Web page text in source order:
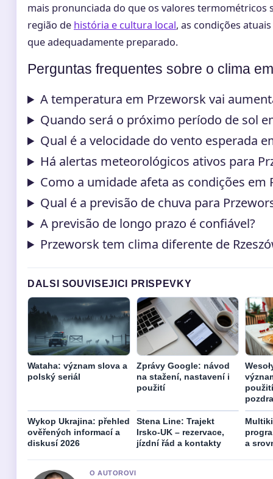
mais pronunciada do que os valores termométricos
região de história e cultura local, as condições
que adequadamente preparado.
Perguntas frequentes sobre o clima
A temperatura em Przeworsk vai
Quando será o próximo período de sol
Qual é a velocidade do vento esperada
Há alertas meteorológicos ativos para
Como a umidade afeta as condições em
Qual é a previsão de chuva para
A previsão de longo prazo é confiável?
Przeworsk tem clima diferente de
DALSI SOUVISEJICI PRISPEVKY
Wataha: význam slova a
polský seriál
Zprávy Google: návod
na stažení, nastavení i
použití
Wykop Ukrajina: přehled
ověřených informací a
diskusí 2026
Stena Line: Trajekt
Irsko-UK – rezervace,
jízdní řád a kontakty
a
O AUTOROVI